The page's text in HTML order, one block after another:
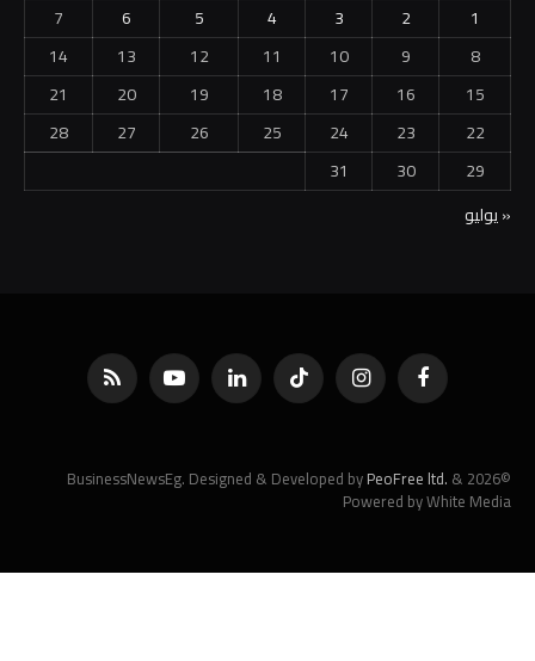
1
2
3
4
5
6
7
8
9
10
11
12
13
14
15
16
17
18
19
20
21
22
23
24
25
26
27
28
29
30
31
« يوليو
فيسبوك الانستغرامتيكتوك لينكدإن يوتيوب RSS
©2026 BusinessNewsEg. Designed & Developed by
PeoFree ltd. &
Powered by White Media